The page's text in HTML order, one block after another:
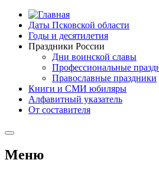
Даты Псковской области
Годы и десятилетия
Праздники России
Дни воинской славы
Профессиональные
Православные праздники
Книги и СМИ юбиляры
Алфавитный указатель
От составителя
Меню